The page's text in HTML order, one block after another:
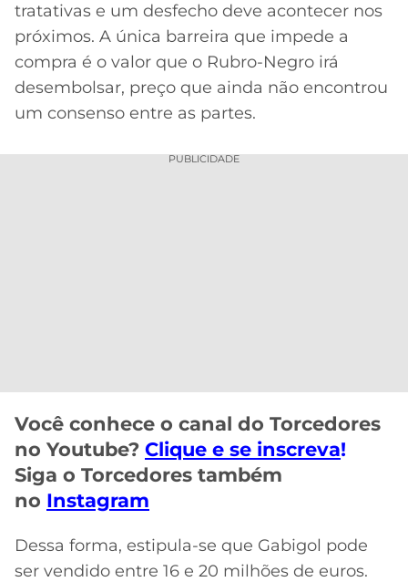
CÓDIGO
BETANO
MELHORES
APPS
SANTOS
FLAMENGO
CRUZEIRO
BRASIL
PREMIER
LEAGUE
SUL-
tratativas e um desfecho deve acontecer nos
próximos. A única barreira que impede a
compra é o valor que o Rubro-Negro irá
desembolsar, preço que ainda não encontrou
um consenso entre as partes.
PUBLICIDADE
Você conhece o canal do Torcedores
no Youtube? Clique e se inscreva!
Siga o Torcedores também
no Instagram
Dessa forma, estipula-se que Gabigol pode
ser vendido entre 16 e 20 milhões de euros.